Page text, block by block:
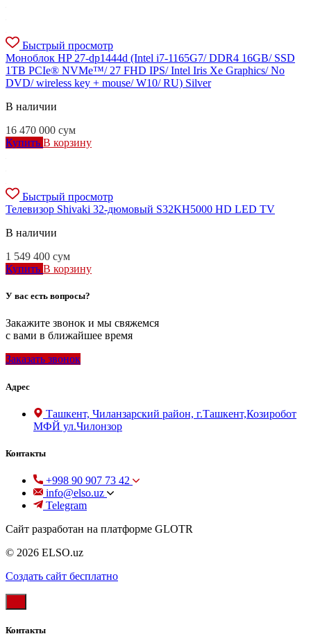
Быстрый просмотр
Моноблок HP 27-dp1444d (Intel i7-1165G7/ DDR4 16GB/ SSD
1TB PCIe® NVMe™/ 27 FHD IPS/ Intel Iris Xe Graphics/ No
DVD/ wireless key + mouse/ W10/ RU) Silver
В наличии
16 470 000 сум
Купить В корзину
Быстрый просмотр
Телевизор Shivaki 32-дюмовый S32KH5000 HD LED TV
В наличии
1 549 400 сум
Купить В корзину
У вас есть вопросы?
Закажите звонок и мы свяжемся
с вами в ближайшее время
Заказать звонок
Адрес
Ташкент, Чиланзарский район, г.Ташкент,Козиробот
МФЙ ул.Чилонзор
Контакты
+998 90 907 73 42
info@elso.uz
Telegram
Сайт разработан на платформе GLOTR
© 2026 ELSO.uz
Создать cайт бесплатно
Контакты